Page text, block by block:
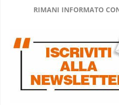
RIMANI INFORMATO